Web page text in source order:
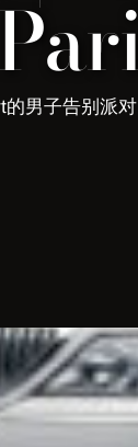
男子告别派
|